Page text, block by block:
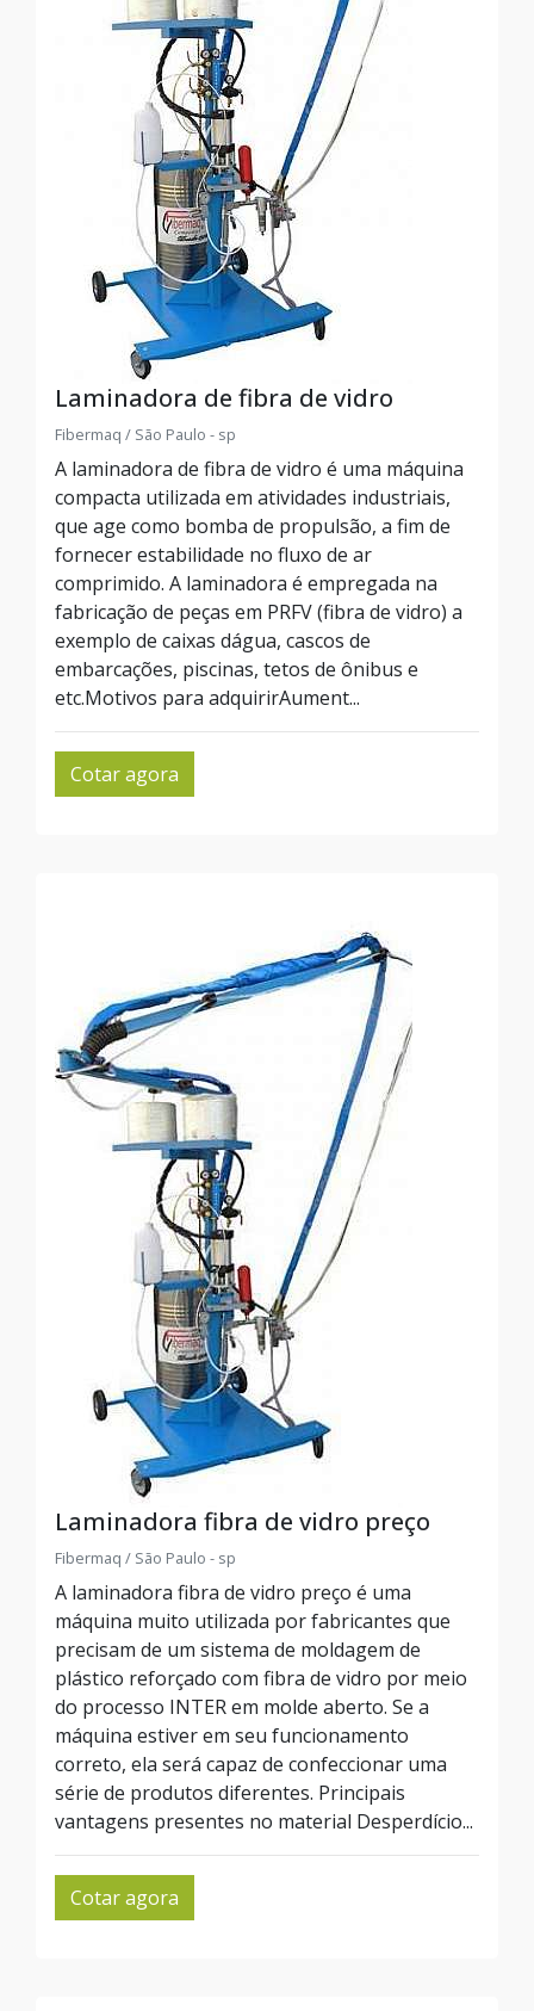
Laminadora de fibra de vidro
Fibermaq / São Paulo - sp
A laminadora de fibra de vidro é uma máquina
compacta utilizada em atividades industriais,
que age como bomba de propulsão, a fim de
fornecer estabilidade no fluxo de ar
comprimido. A laminadora é empregada na
fabricação de peças em PRFV (fibra de vidro) a
exemplo de caixas dágua, cascos de
embarcações, piscinas, tetos de ônibus e
etc.Motivos para adquirirAument...
Cotar agora
Laminadora fibra de vidro preço
Fibermaq / São Paulo - sp
A laminadora fibra de vidro preço é uma
máquina muito utilizada por fabricantes que
precisam de um sistema de moldagem de
plástico reforçado com fibra de vidro por meio
do processo INTER em molde aberto. Se a
máquina estiver em seu funcionamento
correto, ela será capaz de confeccionar uma
série de produtos diferentes. Principais
vantagens presentes no material Desperdício...
Cotar agora